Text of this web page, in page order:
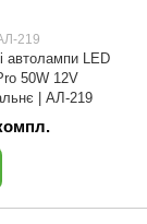
219
автолампи LED
50W 12V
| АЛ-219